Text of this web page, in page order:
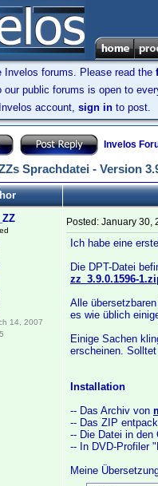
Invelos forums. Please read the
our public forums is open to
account, sign in to post.
Invelos
Sprachdatei - Version
14, 2007
Posted: January 30,
Ich habe eine
Die DPT-Datei
zz_3.9.0.1596-
Alle
es wie üblich
Einige Sachen
erscheinen.
Installation
-- Das Archiv von
-- Das ZIP
-- Die Datei in den
-- In DVD-Profiler
Meine